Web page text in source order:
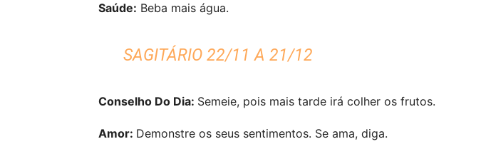
Saúde: Beba mais água.
SAGITÁRIO 22/11 A 21/12
Conselho Do Dia: Semeie, pois mais tarde irá colher os frutos.
Amor: Demonstre os seus sentimentos. Se ama, diga.